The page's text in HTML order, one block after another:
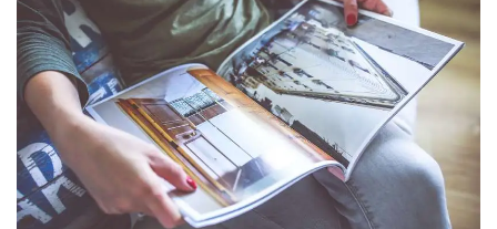
I
O
N